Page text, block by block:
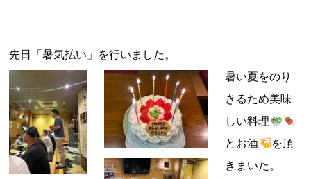
先日「暑気払い」を行いました。
暑い夏をのり
きるため美味
しい料理
とお酒
を頂
きまいた。